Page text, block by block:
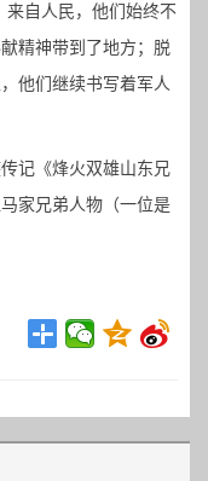
来自人民，他们始终不
精神带到了地方；脱
他们继续书写着军人
记《烽火双雄山东兄
家兄弟人物（一位是